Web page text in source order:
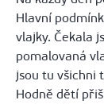
Hlavní
vlajky. Čekala
pomalovaná
jsou tu všichni
Hodně dětí